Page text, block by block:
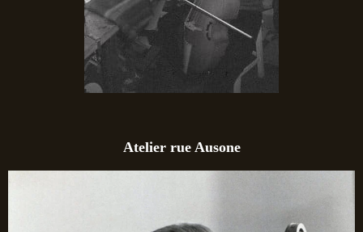
Atelier rue Ausone